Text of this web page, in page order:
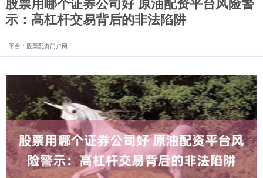
示：高杠杆交易背后的非法陷阱
平台：股票配资门户网